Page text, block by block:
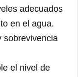
adecuados
en el agua.
sobrevivencia
el nivel de